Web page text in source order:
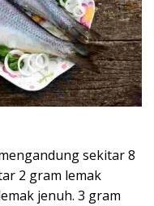
sekitar 8
2 gram lemak
jenuh. 3 gram